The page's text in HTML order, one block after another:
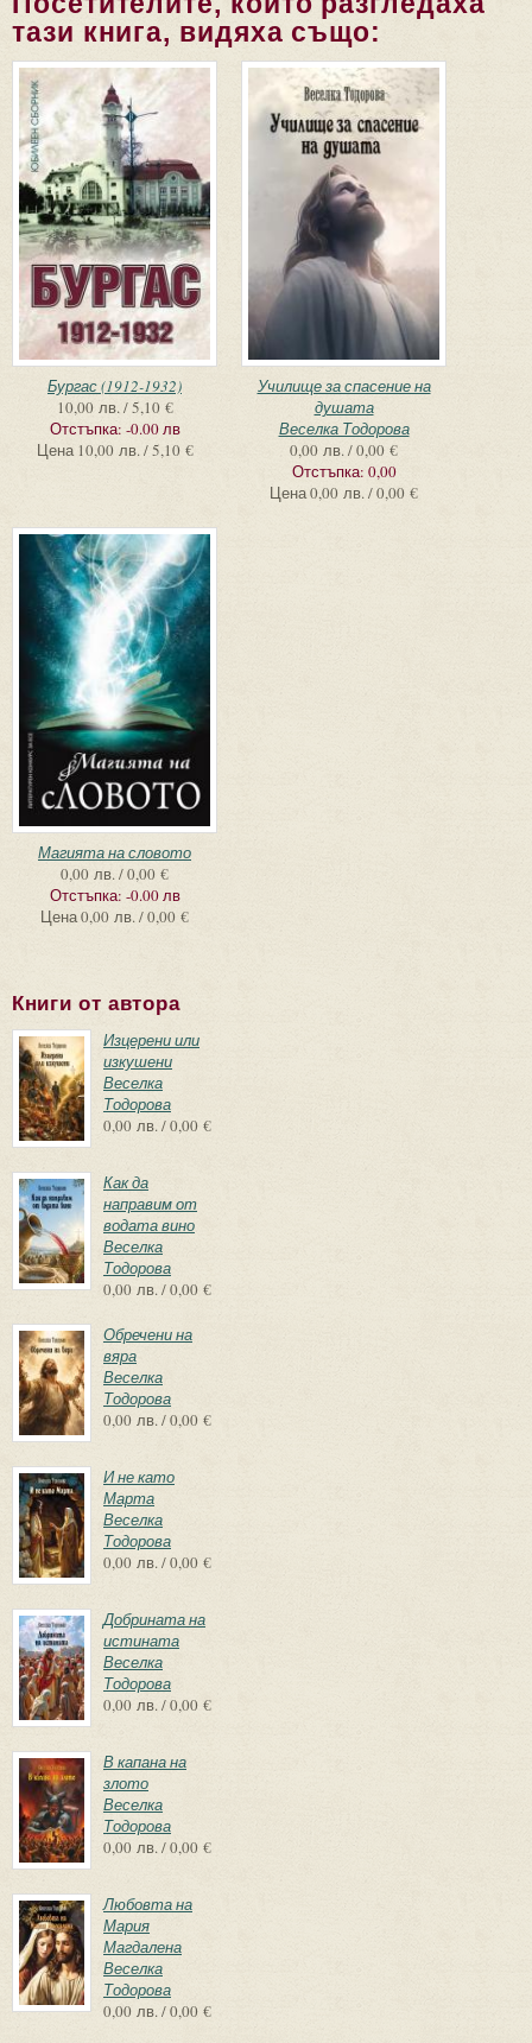
тази книга, видяха също:
Бургас (1912-1932)
10,00 лв. / 5,10 €
Отстъпка: -0.00 лв
Цена 10,00 лв. / 5,10 €
Училище за спасение на
душата
Веселка Тодорова
0,00 лв. / 0,00 €
Отстъпка: 0,00
Цена0,00 лв. / 0,00 €
Магията на словото
0,00 лв. / 0,00 €
Отстъпка: -0.00 лв
Цена0,00 лв. / 0,00 €
Книги от автора
Изцерени или
изкушени
Веселка
Тодорова
0,00 лв. / 0,00 €
Как да
направим от
водата вино
Веселка
Тодорова
0,00 лв. / 0,00 €
Обречени на
вяра
Веселка
Тодорова
0,00 лв. / 0,00 €
И не като
Марта
Веселка
Тодорова
0,00 лв. / 0,00 €
Добрината на
истината
Веселка
Тодорова
0,00 лв. / 0,00 €
В капана на
злото
Веселка
Тодорова
0,00 лв. / 0,00 €
Любовта на
Мария
Магдалена
Веселка
Тодорова
0,00 лв. / 0,00 €